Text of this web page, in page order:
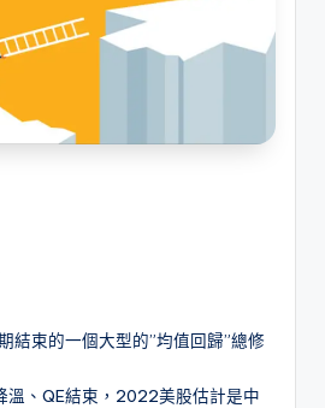
結束的一個大型的”均值回歸”總修
溫、QE結束，2022美股估計是中